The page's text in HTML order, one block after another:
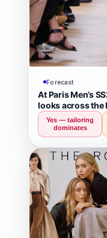
Forecast
At Paris Men’s
looks across the
Yes — tailoring
dominates